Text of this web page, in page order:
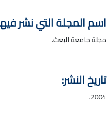
اسم المجلة التي نشر
مجلة جامعة البعث.
تاريخ النشر:
2004.